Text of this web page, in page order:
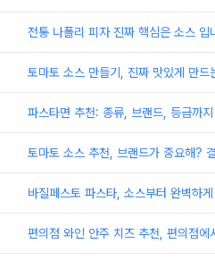
전통 나폴리 피자 진짜 핵심은 소스 입
토마토 소스 만들기, 진짜 맛있게 만
파스타면 추천: 종류, 브랜드, 등급까
토마토 소스 추천, 브랜드가 중요해?
바질페스토 파스타, 소스부터 완벽하
편의점 와인 안주 치즈 추천, 편의점